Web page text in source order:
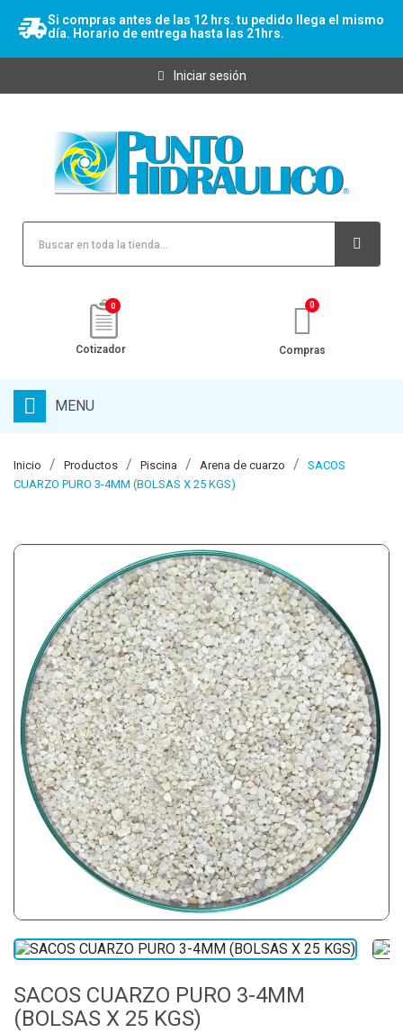
Si compras antes de las 12 hrs. tu pedido llega el mismo
día. Horario de entrega hasta las 21hrs.
Iniciar sesión
0
Cotizador Compras
MENU
Inicio Productos Piscina Arena de cuarzo
SACOS
CUARZO PURO 3-4MM (BOLSAS X 25 KGS)
SACOS CUARZO PURO 3-4MM
(BOLSAS X 25 KGS)